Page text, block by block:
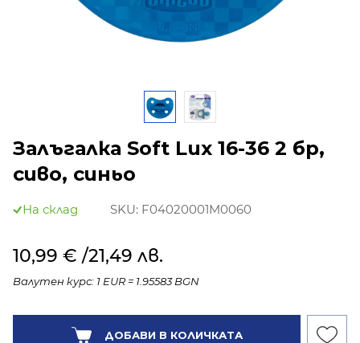
Залъгалка Soft Lux 16-36 2 бр,
сиво, синьо
На склад SKU: F04020001M0060
10,99 € /21,49 лв.
Валутен курс: 1 EUR = 1.95583 BGN
Количество:
ДОБАВИ В КОЛИЧКАТА